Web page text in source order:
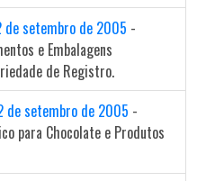
de setembro de 2005 -
e Embalagens
de Registro.
de setembro de 2005 -
para Chocolate e Produtos